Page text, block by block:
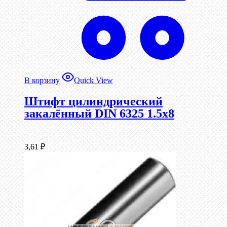
В корзину Quick View
Штифт цилиндрический
закалённый DIN 6325 1.5х8
3,61 ₽